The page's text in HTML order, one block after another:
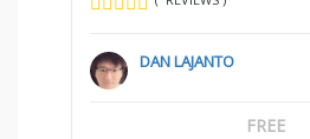
DAN LAJANTO
FREE